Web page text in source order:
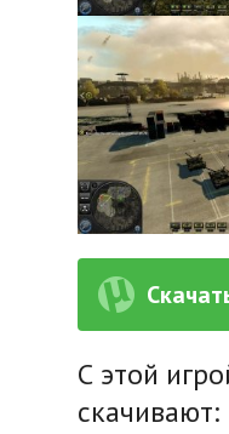
С этой
скачивают: